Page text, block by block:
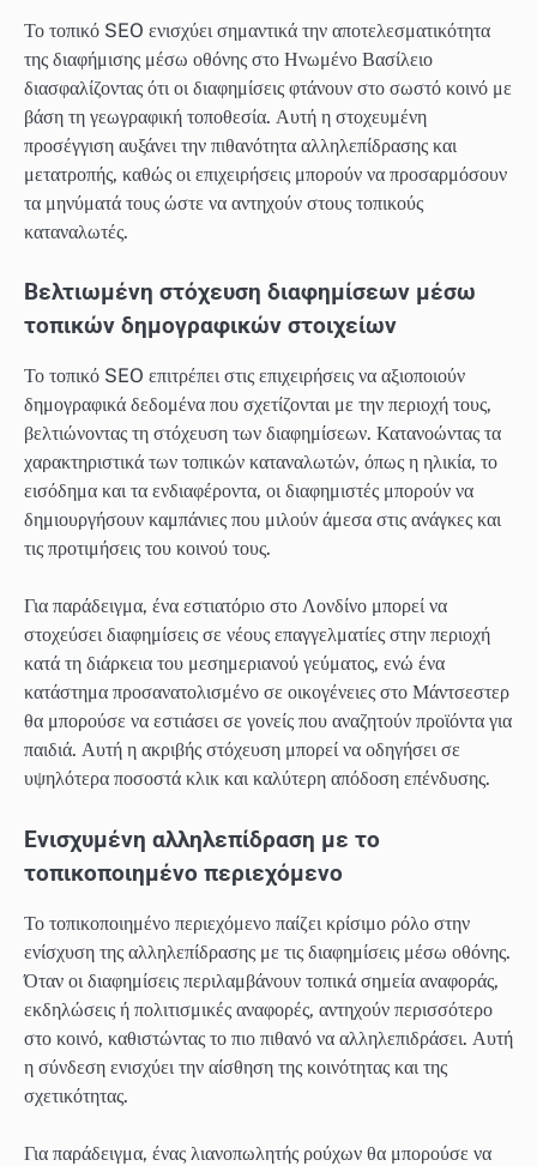
Το τοπικό SEO ενισχύει σημαντικά την αποτελεσματικότητα
της διαφήμισης μέσω οθόνης στο Ηνωμένο Βασίλειο
διασφαλίζοντας ότι οι διαφημίσεις φτάνουν στο σωστό κοινό με
βάση τη γεωγραφική τοποθεσία. Αυτή η στοχευμένη
προσέγγιση αυξάνει την πιθανότητα αλληλεπίδρασης και
μετατροπής, καθώς οι επιχειρήσεις μπορούν να προσαρμόσουν
τα μηνύματά τους ώστε να αντηχούν στους τοπικούς
καταναλωτές.
Βελτιωμένη στόχευση διαφημίσεων μέσω
τοπικών δημογραφικών στοιχείων
Το τοπικό SEO επιτρέπει στις επιχειρήσεις να αξιοποιούν
δημογραφικά δεδομένα που σχετίζονται με την περιοχή τους,
βελτιώνοντας τη στόχευση των διαφημίσεων. Κατανοώντας τα
χαρακτηριστικά των τοπικών καταναλωτών, όπως η ηλικία, το
εισόδημα και τα ενδιαφέροντα, οι διαφημιστές μπορούν να
δημιουργήσουν καμπάνιες που μιλούν άμεσα στις ανάγκες και
τις προτιμήσεις του κοινού τους.
Για παράδειγμα, ένα εστιατόριο στο Λονδίνο μπορεί να
στοχεύσει διαφημίσεις σε νέους επαγγελματίες στην περιοχή
κατά τη διάρκεια του μεσημεριανού γεύματος, ενώ ένα
κατάστημα προσανατολισμένο σε οικογένειες στο Μάντσεστερ
θα μπορούσε να εστιάσει σε γονείς που αναζητούν προϊόντα για
παιδιά. Αυτή η ακριβής στόχευση μπορεί να οδηγήσει σε
υψηλότερα ποσοστά κλικ και καλύτερη απόδοση επένδυσης.
Ενισχυμένη αλληλεπίδραση με το
τοπικοποιημένο περιεχόμενο
Το τοπικοποιημένο περιεχόμενο παίζει κρίσιμο ρόλο στην
ενίσχυση της αλληλεπίδρασης με τις διαφημίσεις μέσω οθόνης.
Όταν οι διαφημίσεις περιλαμβάνουν τοπικά σημεία αναφοράς,
εκδηλώσεις ή πολιτισμικές αναφορές, αντηχούν περισσότερο
στο κοινό, καθιστώντας το πιο πιθανό να αλληλεπιδράσει. Αυτή
η σύνδεση ενισχύει την αίσθηση της κοινότητας και της
σχετικότητας.
Για παράδειγμα, ένας λιανοπωλητής ρούχων θα μπορούσε να